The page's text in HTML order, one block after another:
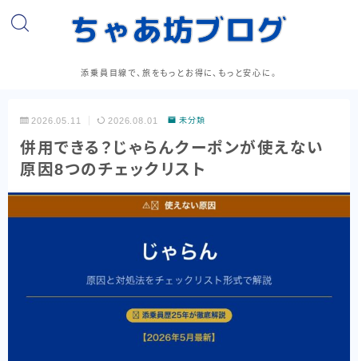
添乗員目線で、旅をもっとお得に、もっと安心に。
2026.05.11 2026.08.01 未分類
併用できる？じゃらんクーポンが使えない
原因8つのチェックリスト